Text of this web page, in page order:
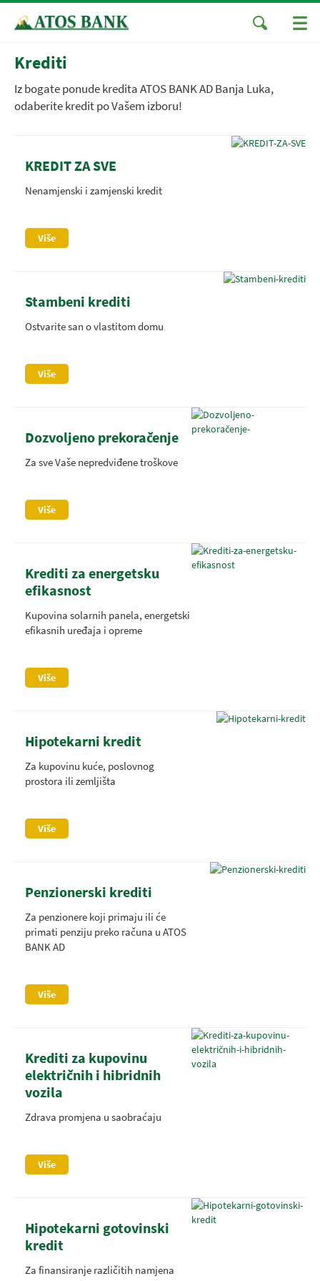
Krediti
Iz bogate ponude kredita ATOS BANK AD Banja Luka,
odaberite kredit po Vašem izboru!
KREDIT ZA SVE
Nenamjenski i zamjenski kredit
Više
Stambeni krediti
Ostvarite san o vlastitom domu
Više
Dozvoljeno prekoračenje
Za sve Vaše nepredviđene troškove
Više
Krediti za energetsku
efikasnost
Kupovina solarnih panela, energetski
efikasnih uređaja i opreme
Više
Hipotekarni kredit
Za kupovinu kuće, poslovnog
prostora ili zemljišta
Više
Penzionerski krediti
Za penzionere koji primaju ili će
primati penziju preko računa u ATOS
BANK AD
Više
Krediti za kupovinu
električnih i hibridnih
vozila
Zdrava promjena u saobraćaju
Više
Hipotekarni gotovinski
kredit
Za finansiranje različitih namjena